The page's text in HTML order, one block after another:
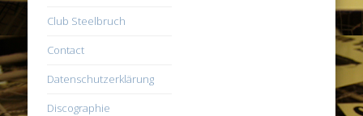
Club Steelbruch
Contact
Datenschutzerklärung
Discographie